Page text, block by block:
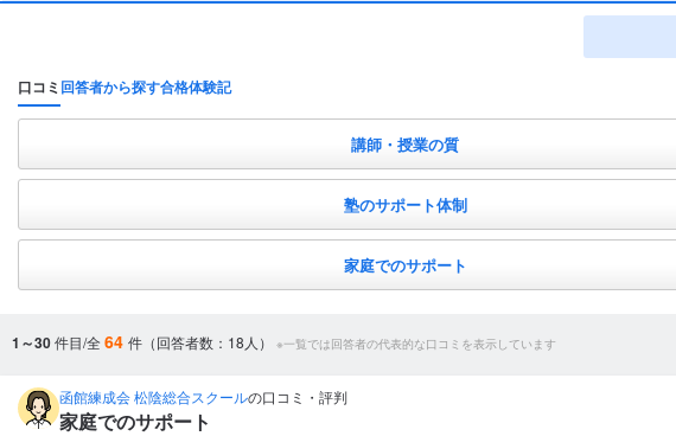
口コミ 回答者から探す合格体験記
講師・授業の質
塾のサポート体制
家庭でのサポート
1～30件目/全 64 件（回答者数：18人） ※一覧では回答者の代表的な口コミを表示しています
函館練成会 松陰総合スクールの口コミ・評判
家庭でのサポート